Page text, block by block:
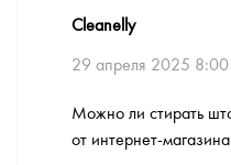
Cleanelly
29 апреля 2025 8:00
Можно ли стирать
от интернет-